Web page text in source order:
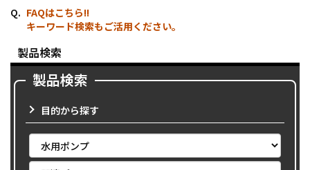
FAQはこちら!!
キーワード検索もご活用ください。
製品検索
製品検索
目的から探す